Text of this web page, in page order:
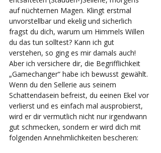
auf nüchternen Magen. Klingt erstmal
unvorstellbar und ekelig und sicherlich
fragst du dich, warum um Himmels Willen
du das tun solltest? Kann ich gut
verstehen, so ging es mir damals auch!
Aber ich versichere dir, die Begrifflichkeit
„Gamechanger“ habe ich bewusst gewählt.
Wenn du den Sellerie aus seinem
Schattendasein befreist, du eeinen Ekel vor
verlierst und es einfach mal ausprobierst,
wird er dir vermutlich nicht nur irgendwann
gut schmecken, sondern er wird dich mit
folgenden Annehmlichkeiten bescheren: